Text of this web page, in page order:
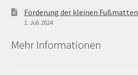
Förderung der kleinen Fußmatten
1. Juli 2024
Mehr Informationen